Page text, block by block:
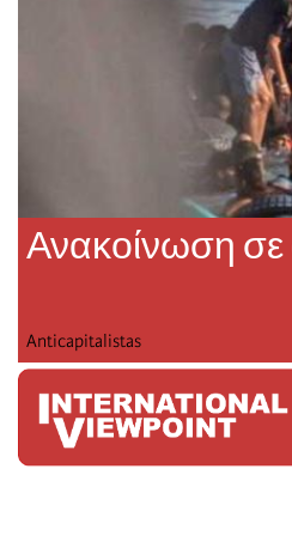
Ανακοίνωση σε
Anticapitalistas